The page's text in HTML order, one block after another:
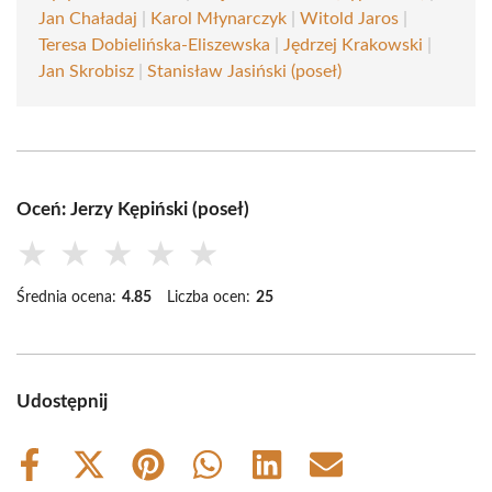
Jan Chaładaj
Karol Młynarczyk Witold Jaros
Teresa Dobielińska-Eliszewska
Jędrzej Krakowski
Jan Skrobisz
Stanisław Jasiński (poseł)
Oceń: Jerzy Kępiński (poseł)
★ ★ ★ ★ ★
Średnia ocena: 4.85 Liczba ocen: 25
Udostępnij
Share
Share
Share
Share
Share
Share